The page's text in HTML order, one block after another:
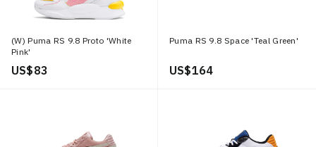
(W) Puma RS 9.8 Proto 'White
Pink'
US$ 83
Puma RS 9.8 Space 'Teal Green'
US$ 164